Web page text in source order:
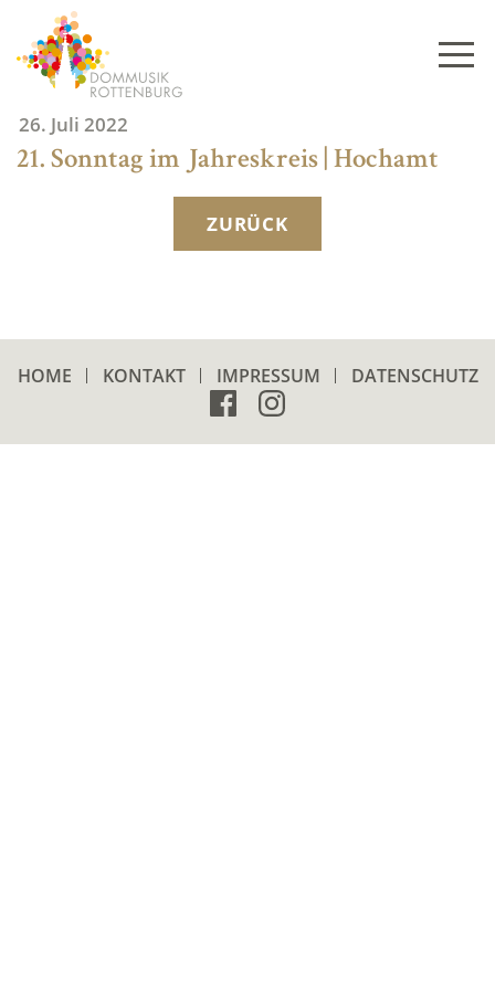
content
26. Juli 2022
21. Sonntag im Jahreskreis | Hochamt
ZURÜCK
HOME KONTAKT IMPRESSUM DATENSCHUTZ